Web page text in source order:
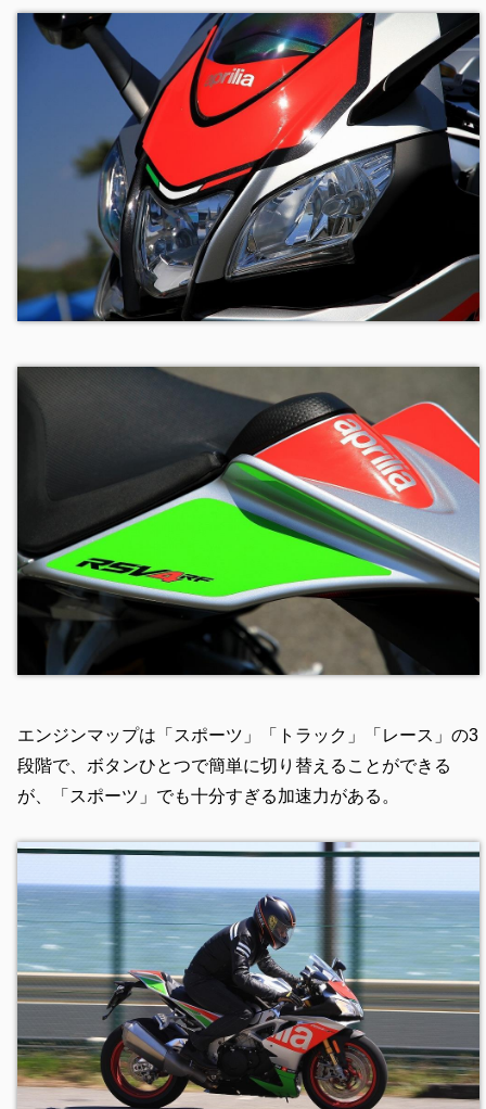
エンジンマップは「スポーツ」「トラック」「レース」の3
段階で、ボタンひとつで簡単に切り替えることができる
が、「スポーツ」でも十分すぎる加速力がある。